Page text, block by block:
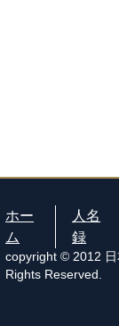
ホー
ム
人名
録
copyright © 2012 日
Rights Reserved.